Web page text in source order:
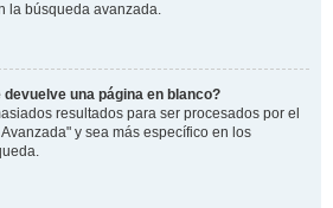
la búsqueda avanzada.
una página en blanco?
resultados para ser procesados por el
y sea más específico en los